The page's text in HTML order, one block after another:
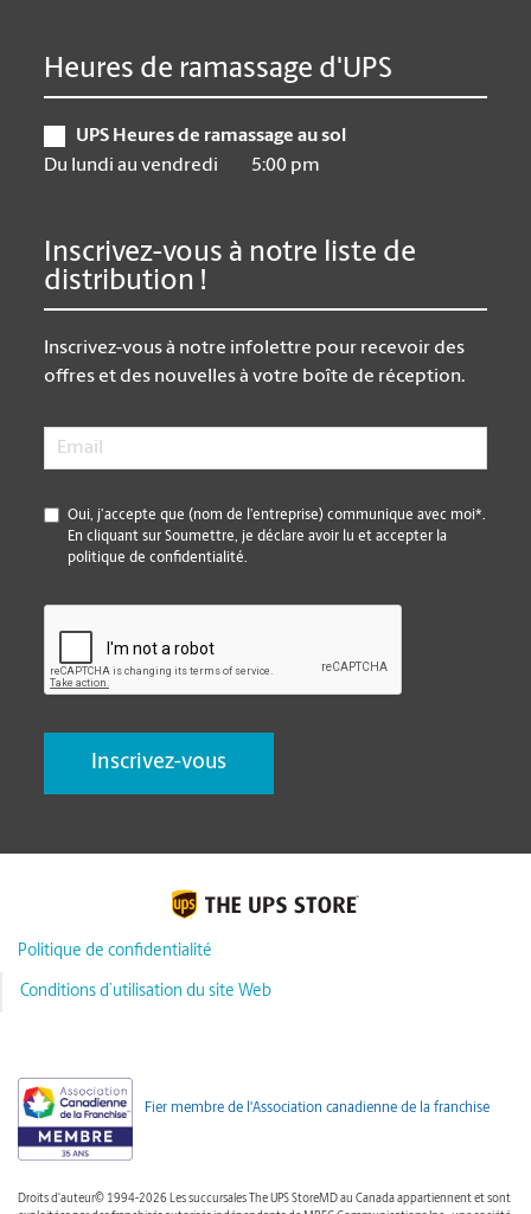
Heures de ramassage d'UPS
UPS Heures de ramassage au sol
Du lundi au vendredi
5:00 pm
Inscrivez-vous à notre liste de
distribution !
Inscrivez-vous à notre infolettre pour recevoir des
offres et des nouvelles à votre boîte de réception.
Email
*
Oui, j’accepte que (nom de l’entreprise) communique avec moi*.
En cliquant sur Soumettre, je déclare avoir lu et accepter la
politique de confidentialité.
Politique de confidentialité
Conditions d’utilisation du site Web
Fier membre de l'Association canadienne de la franchise
Droits d'auteur© 1994-2026 Les succursales The UPS StoreMD au Canada appartiennent et sont